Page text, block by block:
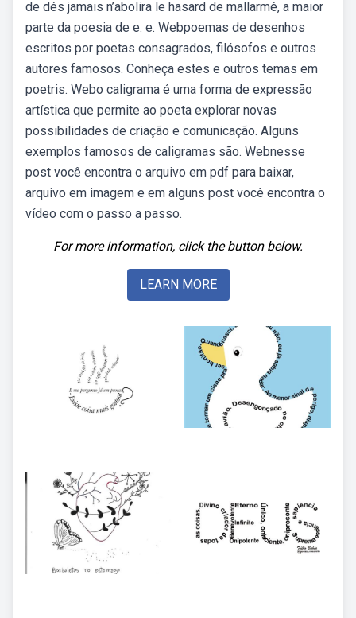
de dés jamais n’abolira le hasard de mallarmé, a maior
parte da poesia de e. e. Webpoemas de desenhos
escritos por poetas consagrados, filósofos e outros
autores famosos. Conheça estes e outros temas em
poetris. Webo caligrama é uma forma de expressão
artística que permite ao poeta explorar novas
possibilidades de criação e comunicação. Alguns
exemplos famosos de caligramas são. Webnesse
post você encontra o arquivo em pdf para baixar,
arquivo em imagem e em alguns post você encontra o
vídeo com o passo a passo.
For more information, click the button below.
LEARN MORE